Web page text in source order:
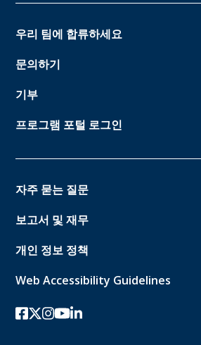
우리 팀에 합류하세요
문의하기
기부
프로그램 포털 로그인
자주 묻는 질문
보고서 및 재무
개인 정보 정책
Web Accessibility Guidelines
페이스북
트위터-x
인스 타 그램
유튜브링크드인